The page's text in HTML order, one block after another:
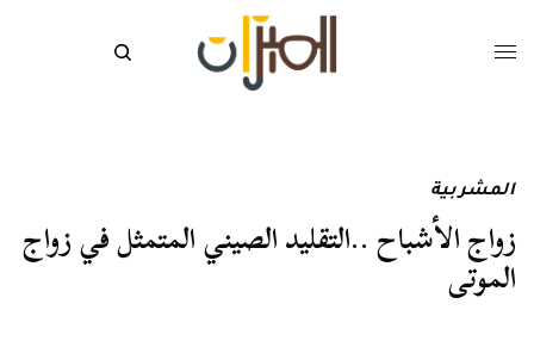
المشربية
زواج الأشباح ..التقليد الصيني المتمثل في زواج
الموتى